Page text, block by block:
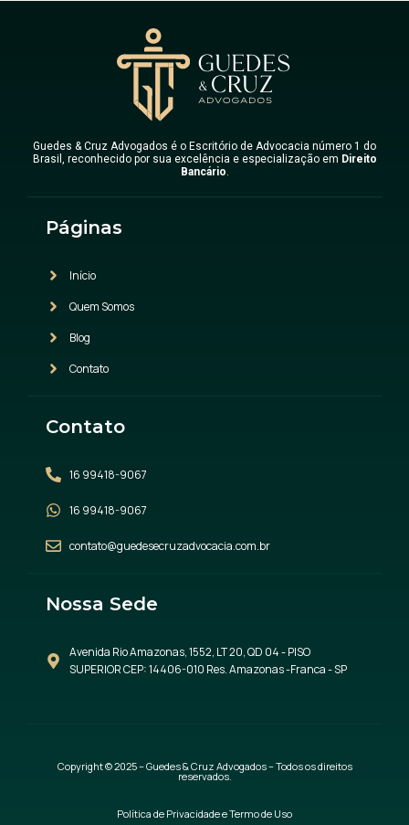
Guedes & Cruz Advogados é o Escritório de Advocacia número 1 do
Brasil, reconhecido por sua excelência e especialização em Direito
Bancário.
Páginas
Início
Quem Somos
Blog
Contato
Contato
16 99418-9067
16 99418-9067
contato@guedesecruzadvocacia.com.br
Nossa Sede
Avenida Rio Amazonas, 1552, LT 20, QD 04 - PISO
SUPERIOR CEP: 14406-010 Res. Amazonas -Franca - SP
Copyright © 2025 – Guedes & Cruz Advogados – Todos os direitos
reservados.
Política de Privacidade e Termo de Uso